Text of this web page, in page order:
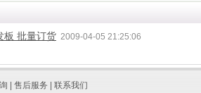
板 批量订货 2009-04-05 21:25:06
售后服务 联系我们